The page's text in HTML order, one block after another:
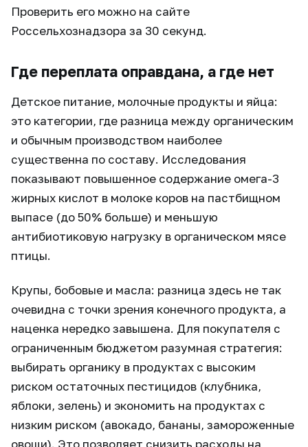
Проверить его можно на сайте
Россельхознадзора за 30 секунд.
Где переплата оправдана, а где нет
Детское питание, молочные продукты и яйца:
это категории, где разница между органическим
и обычным производством наиболее
существенна по составу. Исследования
показывают повышенное содержание омега-3
жирных кислот в молоке коров на пастбищном
выпасе (до 50% больше) и меньшую
антибиотиковую нагрузку в органическом мясе
птицы.
Крупы, бобовые и масла: разница здесь не так
очевидна с точки зрения конечного продукта, а
наценка нередко завышена. Для покупателя с
ограниченным бюджетом разумная стратегия:
выбирать органику в продуктах с высоким
риском остаточных пестицидов (клубника,
яблоки, зелень) и экономить на продуктах с
низким риском (авокадо, бананы, замороженные
овощи). Это позволяет снизить расходы на